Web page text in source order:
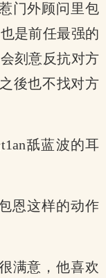
门外顾问里包
是前任最强的
刻意反抗对方
後也不找对方
舐蓝波的耳
恩这样的动作
满意，他喜欢